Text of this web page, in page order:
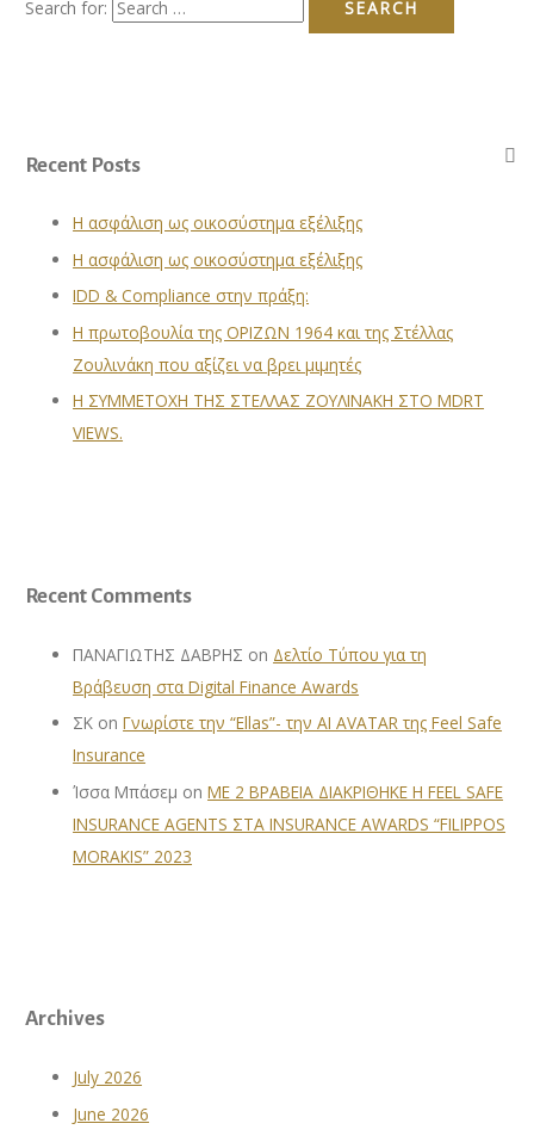
Search for:
Recent Posts
Η ασφάλιση ως οικοσύστημα εξέλιξης
Η ασφάλιση ως οικοσύστημα εξέλιξης
IDD & Compliance στην πράξη:
Η πρωτοβουλία της ΟΡΙΖΩΝ 1964 και της Στέλλας
Ζουλινάκη που αξίζει να βρει μιμητές
Η ΣΥΜΜΕΤΟΧΗ ΤΗΣ ΣΤΕΛΛΑΣ ΖΟΥΛΙΝΑΚΗ ΣΤΟ MDRT
VIEWS.
Recent Comments
ΠΑΝΑΓΙΩΤΗΣ ΔΑΒΡΗΣ on Δελτίο Τύπου για τη
Βράβευση στα Digital Finance Awards
ΣΚ onΓνωρίστε την “Ellas”- την AI AVATAR της Feel Safe
Insurance
Ίσσα Μπάσεμ onΜΕ 2 ΒΡΑΒΕΙΑ ΔΙΑΚΡΙΘΗΚΕ Η FEEL SAFE
INSURANCE AGENTS ΣΤΑ INSURANCE AWARDS “FILIPPOS
MORAKIS” 2023
Archives
July 2026
June 2026